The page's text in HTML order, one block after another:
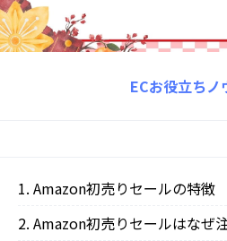
ECお役立ちノ
Amazon初売りセールの特徴
Amazon初売りセールはなぜ